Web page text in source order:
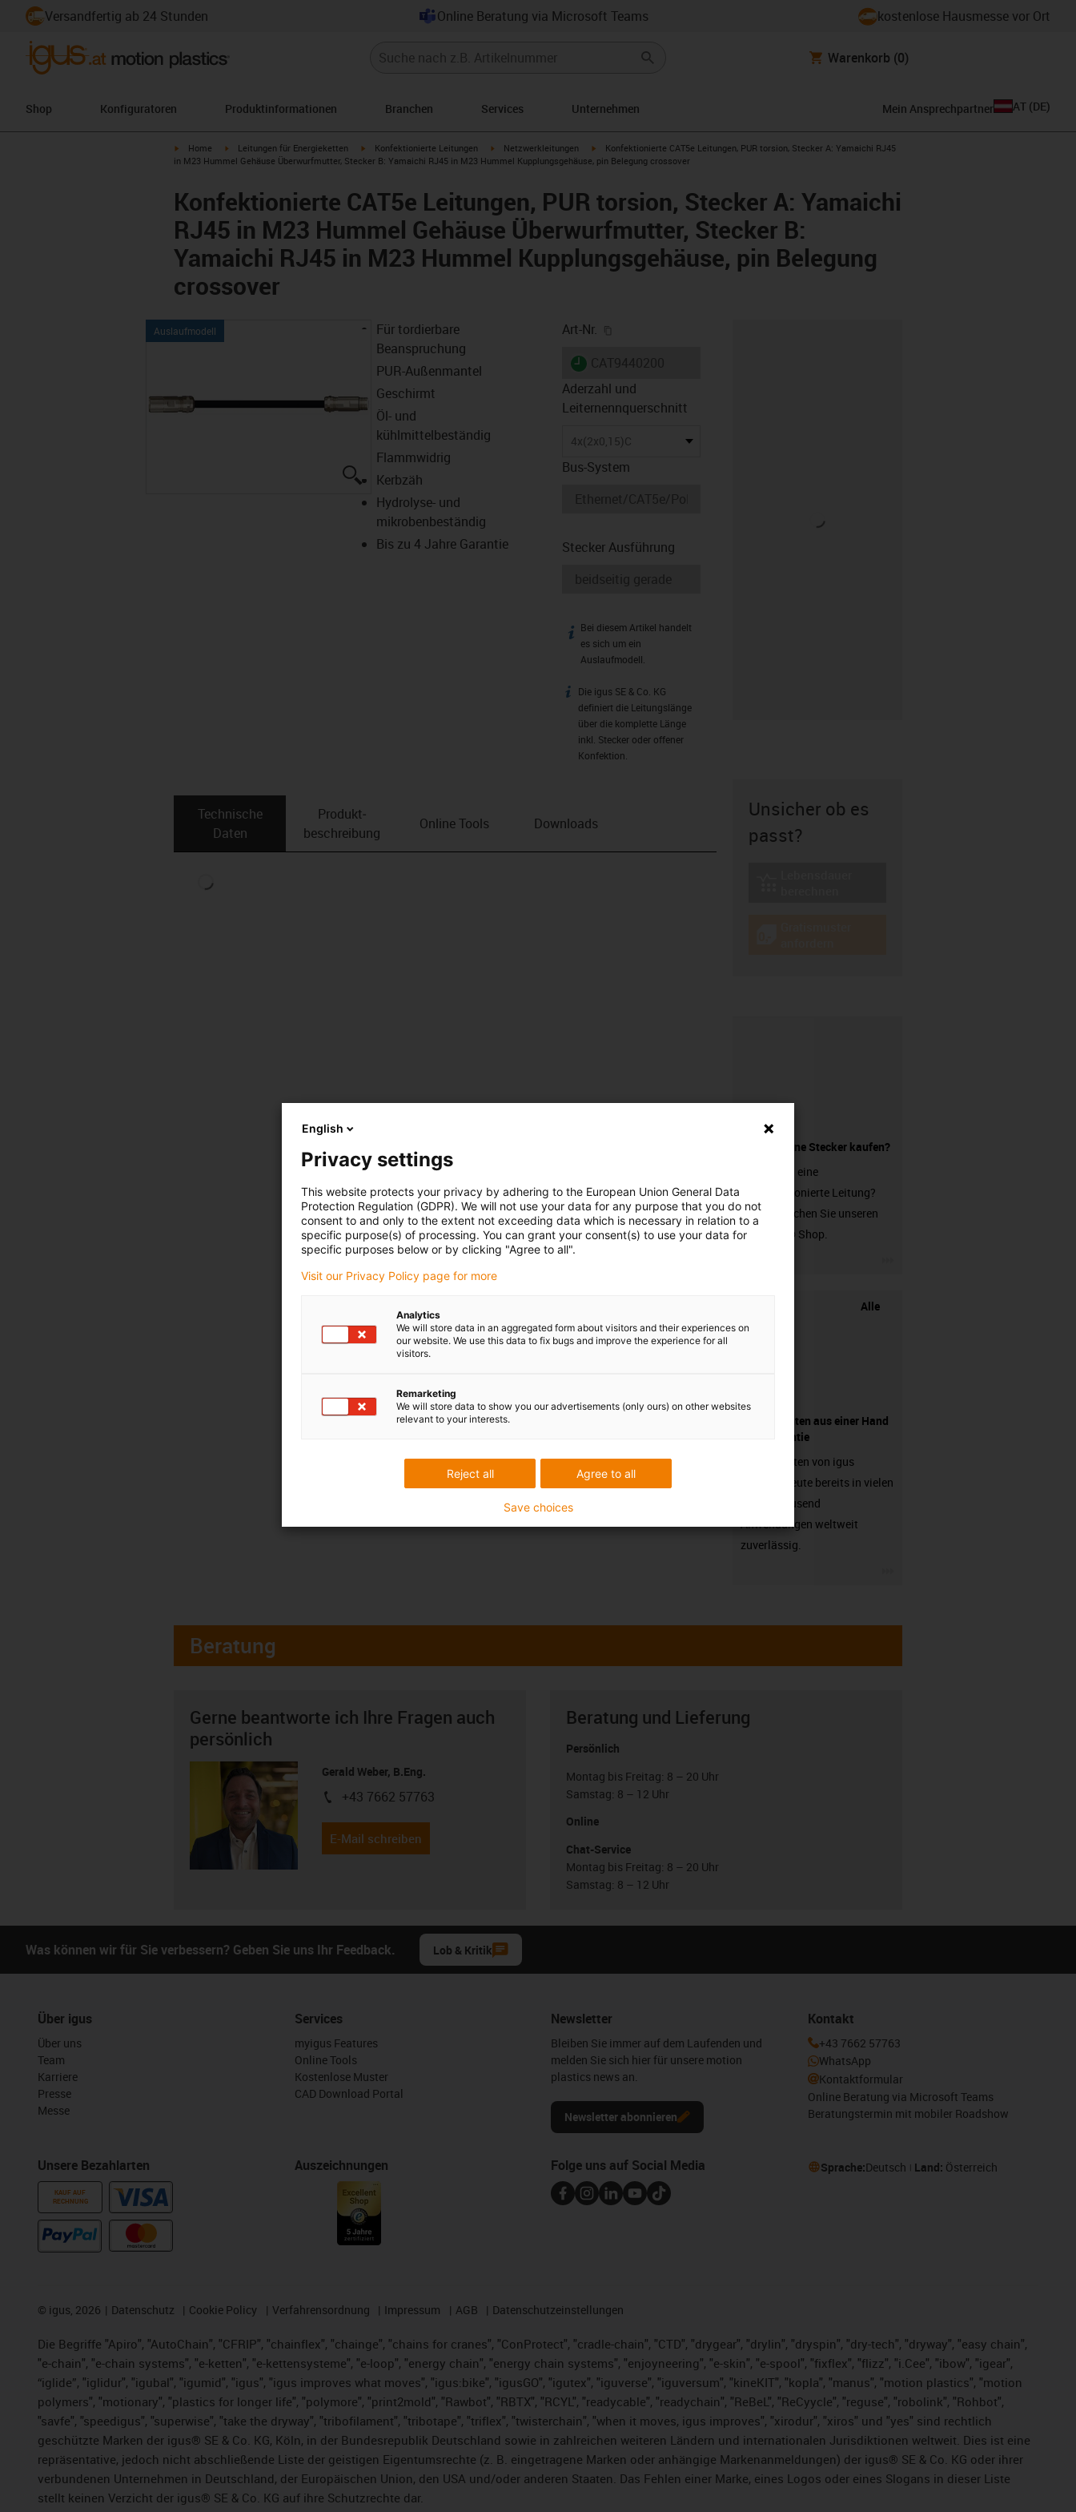
Versandfertig ab 24 Stunden Online Beratung via Microsoft Teams kostenlose Hausmesse vor Ort
Warenkorb (0)
Shop Konfiguratoren Produktinformationen Branchen Services Unternehmen Mein Ansprechpartner AT (DE)
igus-icon-arrow-right
Home igus-icon-arrow-right
Leitungen für Energieketten igus-icon-arrow-right
Konfektionierte Leitungen igus-icon-arrow-right
Netzwerkleitungen igus-icon-arrow-right
Konfektionierte CAT5e Leitungen, PUR torsion, Stecker A: Yamaichi RJ45
in M23 Hummel Gehäuse Überwurfmutter, Stecker B: Yamaichi RJ45 in M23 Hummel Kupplungsgehäuse, pin Belegung crossover
Konfektionierte CAT5e Leitungen, PUR torsion, Stecker A: Yamaichi
RJ45 in M23 Hummel Gehäuse Überwurfmutter, Stecker B:
Yamaichi RJ45 in M23 Hummel Kupplungsgehäuse, pin Belegung
crossover
Auslaufmodell
igus-icon-lupe
Für tordierbare
Beanspruchung
PUR-Außenmantel
Geschirmt
Öl- und
kühlmittelbeständig
Flammwidrig
Kerbzäh
Hydrolyse- und
mikrobenbeständig
Bis zu 4 Jahre Garantie
Art-Nr.
igus-icon-lieferzeit
Aderzahl und
Leiternennquerschnitt
4x(2x0,15)C
Bus-System
Stecker Ausführung
igus-icon-info
Bei diesem Artikel handelt
es sich um ein
Auslaufmodell.
igus-icon-info
Die igus SE & Co. KG
definiert die Leitungslänge
über die komplette Länge
inkl. Stecker oder offener
Konfektion.
Technische
Daten
Produkt­
beschreibung
Online Tools Downloads
Unsicher ob es
passt?
Leitung ohne Stecker kaufen?
Sie suchen eine
unkonfektionierte Leitung?
Dann besuchen Sie unseren
chainflex® Shop.
Alle
Komponenten aus einer Hand
- mit Garantie
Energieketten von igus
arbeiten heute bereits in vielen
hunderttausend
Anwendungen weltweit
zuverlässig.
Beratung
Gerne beantworte ich Ihre Fragen auch
persönlich
Gerald Weber, B.Eng.
igus-icon-phone
+43 7662 57763
E-Mail schreiben
Beratung und Lieferung
Persönlich
Montag bis Freitag: 8 – 20 Uhr
Samstag: 8 – 12 Uhr
Online
Chat-Service
Montag bis Freitag: 8 – 20 Uhr
Samstag: 8 – 12 Uhr
Was können wir für Sie verbessern? Geben Sie uns Ihr Feedback. Lob & Kritik
Über igus
Über uns
Team
Karriere
Presse
Messe
Unsere Bezahlarten
KAUF AUF
RECHNUNG
Services
myigus Features
Online Tools
Kostenlose Muster
CAD Download Portal
Auszeichnungen
Newsletter
Bleiben Sie immer auf dem Laufenden und
melden Sie sich hier für unsere motion
plastics news an.
Newsletter abonnieren
Kontakt
+43 7662 57763
WhatsApp
Kontaktformular
Online Beratung via Microsoft Teams
Beratungstermin mit mobiler Roadshow
Folge uns auf Social Media Sprache:Deutsch Land: Österreich
© igus, 2026 Datenschutz Cookie Policy Verfahrensordnung Impressum AGB Datenschutzeinstellungen
Die Begriffe "Apiro", "AutoChain", "CFRIP", "chainflex", "chainge", "chains for cranes", "ConProtect", "cradle-chain", "CTD", "drygear", "drylin", "dryspin", "dry-tech", "dryway", "easy chain",
"e-chain", "e-chain systems", "e-ketten", "e-kettensysteme", "e-loop", "energy chain", "energy chain systems", "enjoyneering", "e-skin", "e-spool", "fixflex", "flizz", "i.Cee", "ibow", "igear",
“iglide”, "iglidur", "igubal", "igumid", "igus", "igus improves what moves", "igus:bike", "igusGO", "igutex", "iguverse", "iguversum", "kineKIT", "kopla", "manus", "motion plastics", "motion
polymers", "motionary", "plastics for longer life", "polymore", "print2mold", "Rawbot", "RBTX", "RCYL", "readycable", "readychain", "ReBeL", "ReCyycle", "reguse", "robolink", "Rohbot",
"savfe", "speedigus", "superwise", "take the dryway", "tribofilament", "tribotape", "triflex", "twisterchain", "when it moves, igus improves", "xirodur", "xiros" und "yes" sind rechtlich
geschützte Marken der igus® SE & Co. KG, Köln, in der Bundesrepublik Deutschland sowie in zahlreichen weiteren Ländern und internationalen Jurisdiktionen weltweit. Dies ist eine
repräsentative, jedoch nicht abschließende Liste der geistigen Eigentumsrechte (z. B. eingetragene Marken oder anhängige Markenanmeldungen) der igus® SE & Co. KG oder ihrer
verbundenen Unternehmen in Deutschland, der Europäischen Union, den USA und/oder anderen Staaten. Das Fehlen einer Marke, eines Logos oder eines Slogans in dieser Liste
stellt keinen Verzicht der igus® SE & Co. KG auf ihre Schutzrechte dar.
English
Privacy settings
This website protects your privacy by adhering to the European Union General Data
Protection Regulation (GDPR). We will not use your data for any purpose that you do not
consent to and only to the extent not exceeding data which is necessary in relation to a
specific purpose(s) of processing. You can grant your consent(s) to use your data for
specific purposes below or by clicking "Agree to all".
Visit our Privacy Policy page for more
Analytics
We will store data in an aggregated form about visitors and their experiences on
our website. We use this data to fix bugs and improve the experience for all
visitors.
Remarketing
We will store data to show you our advertisements (only ours) on other websites
relevant to your interests.
Agree to all
Reject all
Save choices